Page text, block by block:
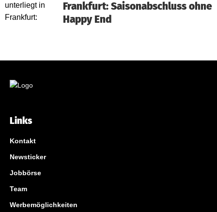
Frankfurt: Saisonabschluss ohne
Happy End
Links
Kontakt
Newsticker
Jobbörse
Team
Werbemöglichkeiten